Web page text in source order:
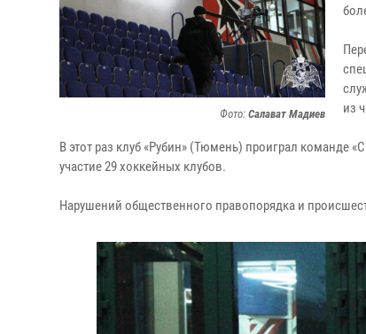
Фото: Салават Мадиев
из
В этот раз клуб «Рубин» (Тюмень) проиграл команде
участие 29 хоккейных клубов.
Нарушений общественного правопорядка и